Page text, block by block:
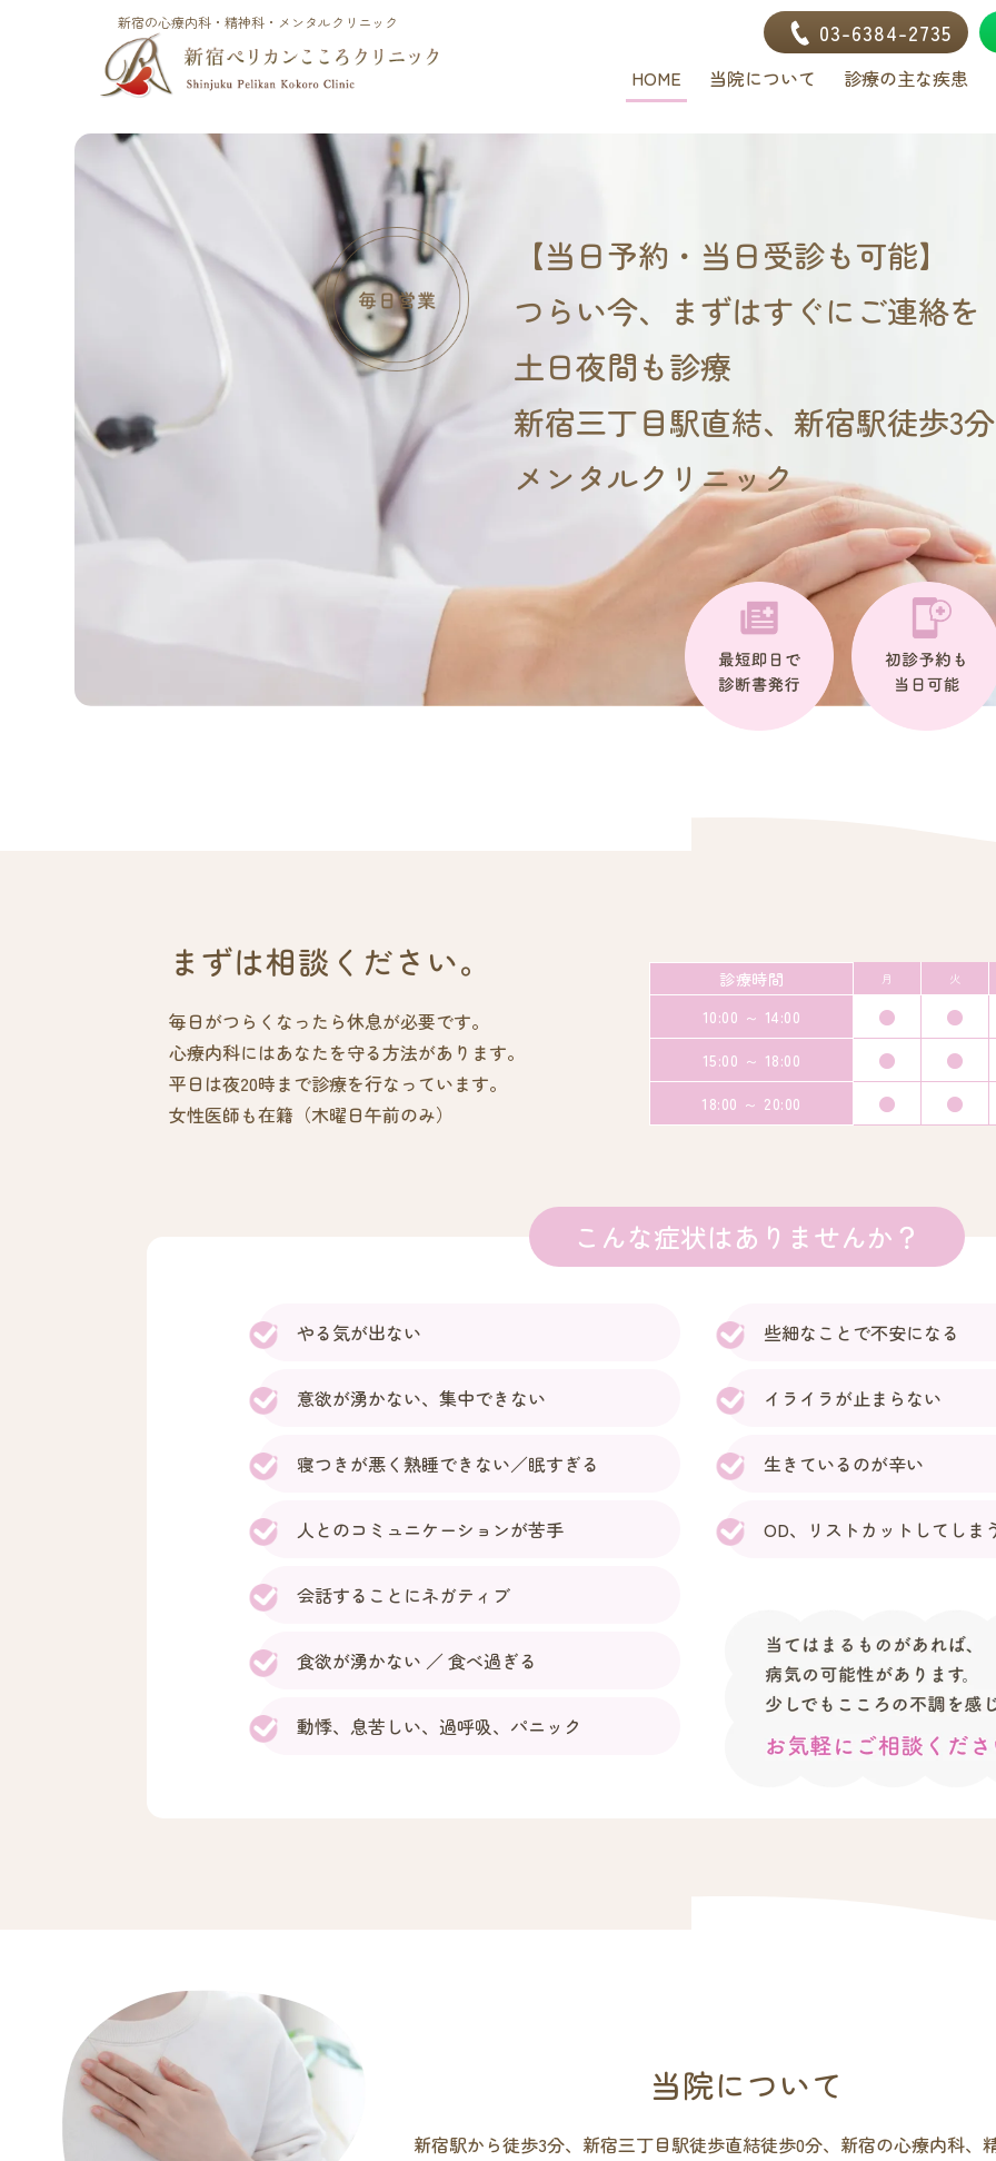
新宿の心療内科・精神科・メンタルクリニック 03-6384-2735
HOME 当院について 診療の主な疾患
【当日予約・当日受診も可能】
つらい今、まずはすぐにご連絡を
土日夜間も診療
新宿三丁目駅直結、新宿駅徒歩3分
メンタルクリニック
まずは相談ください。
毎日がつらくなったら休息が必要です。
心療内科にはあなたを守る方法があります。
平日は夜20時まで診療を行なっています。
女性医師も在籍（木曜日午前のみ）
診療時間 月 火
10:00 ～ 14:00 ● ●
15:00 ～ 18:00 ● ●
18:00 ～ 20:00 ● ●
こんな症状はありませんか？
やる気が出ない
意欲が湧かない、集中できない
寝つきが悪く熟睡できない／眠すぎる
人とのコミュニケーションが苦手
会話することにネガティブ
食欲が湧かない ／ 食べ過ぎる
動悸、息苦しい、過呼吸、パニック
些細なことで不安になる
イライラが止まらない
生きているのが辛い
OD、リストカットしてしま
当院について
新宿駅から徒歩3分、新宿三丁目駅徒歩直結徒歩0分、新宿の心療内科、